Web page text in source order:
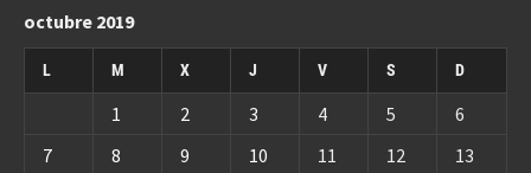
octubre 2019
L M X J V S D
1 2 3 4 5
6
7
8 9 10 11 12 13